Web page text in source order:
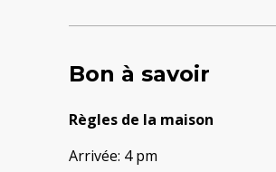
Bon à savoir
Règles de la maison
Arrivée: 4 pm